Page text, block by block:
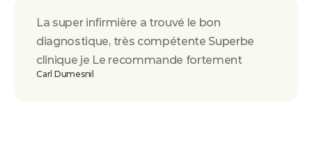
La super infirmière a trouvé le bon
diagnostique, très compétente Superbe
clinique je Le recommande fortement
Carl Dumesnil